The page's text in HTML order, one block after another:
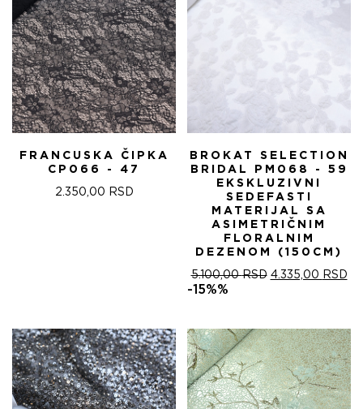
FRANCUSKA ČIPKA
CP066 - 47
2.350,00 RSD
BROKAT SELECTION
BRIDAL PM068 - 59
EKSKLUZIVNI
SEDEFASTI
MATERIJAL SA
ASIMETRIČNIM
FLORALNIM
DEZENOM (150CM)
5.100,00RSD ОРИГИНАЛНА
5.100,00 RSD.
4.335,00 RSD
-15%%